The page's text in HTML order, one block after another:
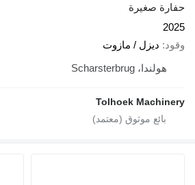
حفارة صغيرة
2025
وقود ديزل / مازوت
هولندا، Scharsterbrug
Tolhoek Machinery